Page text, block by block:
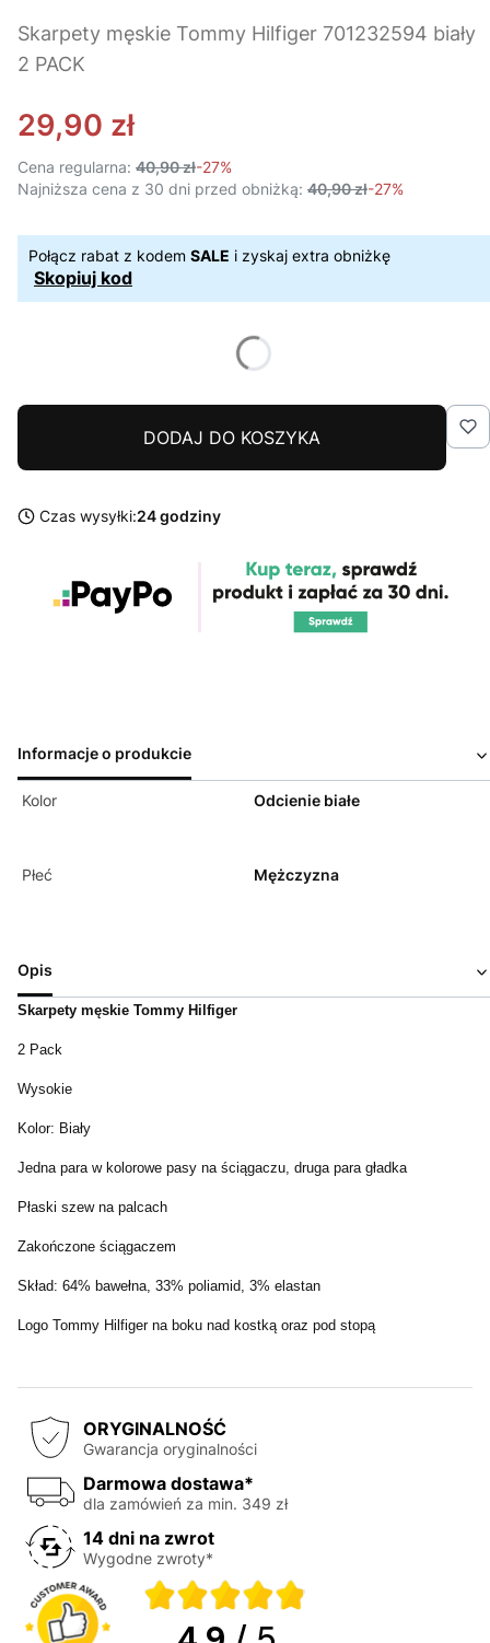
Skarpety męskie Tommy Hilfiger 701232594 biały
2 PACK
29,90 zł
Cena regularna: 40,90 zł-27%
Najniższa cena z 30 dni przed obniżką: 40,90 zł-27%
Połącz rabat z kodem SALE i zyskaj extra obniżkę
Skopiuj kod
DODAJ DO KOSZYKA
Czas wysyłki:24 godziny
Informacje o produkcie
Kolor Odcienie białe
Płeć Mężczyzna
Opis
Skarpety męskie Tommy Hilfiger
2 Pack
Wysokie
Kolor: Biały
Jedna para w kolorowe pasy na ściągaczu, druga para gładka
Płaski szew na palcach
Zakończone ściągaczem
Skład: 64% bawełna, 33% poliamid, 3% elastan
Logo Tommy Hilfiger na boku nad kostką oraz pod stopą
ORYGINALNOŚĆ
Gwarancja oryginalności
Darmowa dostawa*
dla zamówień za min. 349 zł
14 dni na zwrot
Wygodne zwroty*